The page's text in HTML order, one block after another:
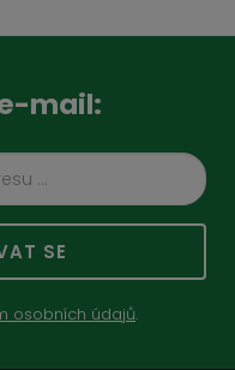
mail:
SE
osobních údajů.